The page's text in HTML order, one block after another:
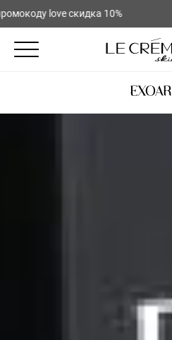
love скидка 10%